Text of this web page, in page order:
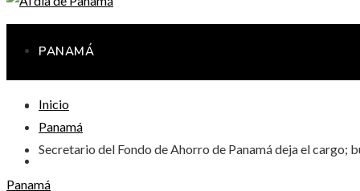
PANAMÁ
INVERSIONES Y NEGOCIOS
Inicio
Panamá
Secretario del Fondo de Ahorro de Panamá deja el cargo;
Panamá